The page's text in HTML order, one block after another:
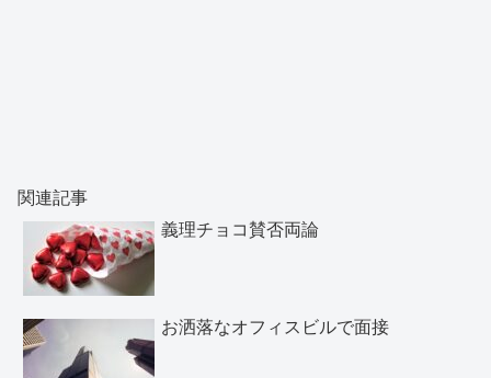
関連記事
義理チョコ賛否両論
お洒落なオフィスビルで面接